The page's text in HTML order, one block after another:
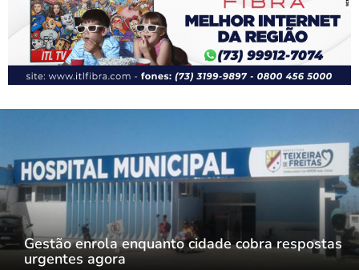
Gestão enrola enquanto cidade cobra respostas
urgentes agora